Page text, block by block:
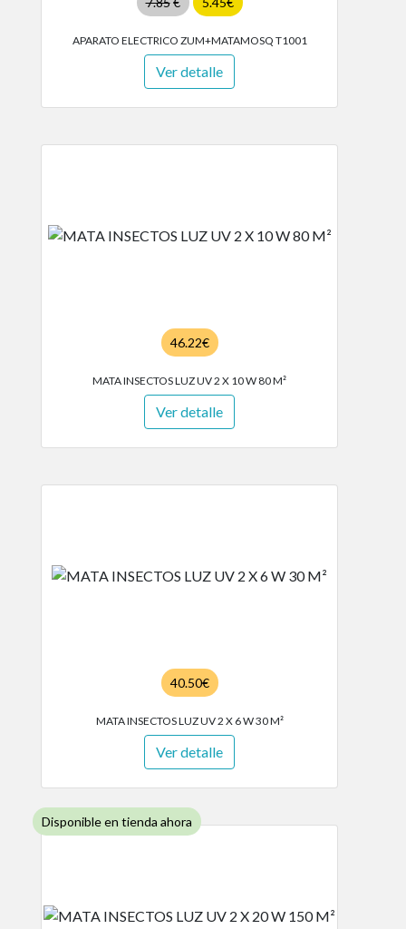
APARATO ELECTRICO ZUM+MATAMOSQ T1001
Ver detalle
46.22€
MATA INSECTOS LUZ UV 2 X 10 W 80 M²
Ver detalle
40.50€
MATA INSECTOS LUZ UV 2 X 6 W 30 M²
Ver detalle
Disponible en tienda ahora